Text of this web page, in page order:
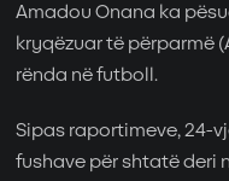
Amadou Onana ka
kryqëzuar të përparmë
rënda në futboll.
Sipas raportimeve, 24-
fushave për shtatë deri